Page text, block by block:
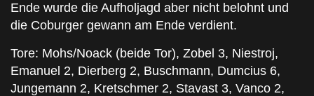
Ende wurde die Aufholjagd aber nicht belohnt und
die Coburger gewann am Ende verdient.
Tore: Mohs/Noack (beide Tor), Zobel 3, Niestroj,
Emanuel 2, Dierberg 2, Buschmann, Dumcius 6,
Jungemann 2, Kretschmer 2, Stavast 3, Vanco 2,